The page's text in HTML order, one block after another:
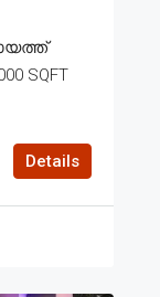
SQFT
Details